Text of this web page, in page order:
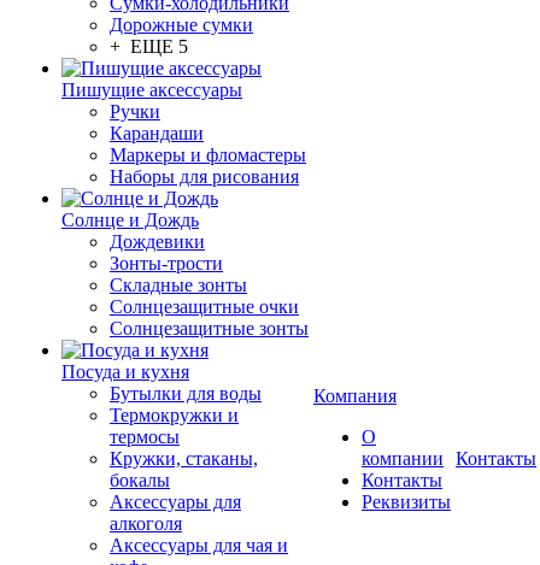
Дорожные сумки
+ ЕЩЕ 5
Пишущие аксессуары
Ручки
Карандаши
Маркеры и фломастеры
Наборы для рисования
Солнце и Дождь
Дождевики
Зонты-трости
Складные зонты
Солнцезащитные очки
Солнцезащитные зонты
Посуда и кухня
Бутылки для воды
Термокружки и
термосы
Кружки, стаканы,
бокалы
Аксессуары для
алкоголя
Аксессуары для чая и
Компания
О
компании
Контакты
Реквизиты
Контакты